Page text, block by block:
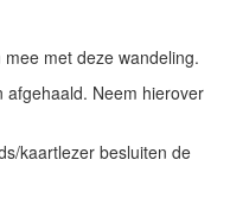
met deze wandeling.
afgehaald. Neem hierover
kaartlezer besluiten de